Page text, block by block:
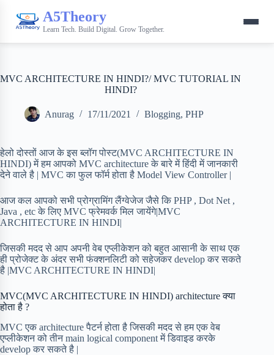
A5Theory
Learn Tech. Build Digital. Grow Together.
MVC ARCHITECTURE IN HINDI?/ MVC TUTORIAL IN
HINDI?
Anurag 17/11/2021 Blogging, PHP
हेलो दोस्तों आज के इस ब्लॉग पोस्ट(MVC ARCHITECTURE IN
HINDI) में हम आपको MVC architecture के बारे में हिंदी में जानकारी
देने वाले है | MVC का फुल फॉर्म होता है Model View Controller |
आज कल आपको सभी प्रोग्रामिंग लैंग्वेजेज जैसे कि PHP , Dot Net ,
Java , etc के लिए MVC फ्रेमवर्क मिल जायेंगे|MVC
ARCHITECTURE IN HINDI|
जिसकी मदद से आप अपनी वेब एप्लीकेशन को बहुत आसानी के साथ एक
ही प्रोजेक्ट के अंदर सभी फंक्शनलिटी को सहेजकर develop कर सकते
है |MVC ARCHITECTURE IN HINDI|
MVC(MVC ARCHITECTURE IN HINDI) architecture क्या
होता है ?
MVC एक architecture पैटर्न होता है जिसकी मदद से हम एक वेब
एप्लीकेशन को तीन main logical component में डिवाइड करके
develop कर सकते है |